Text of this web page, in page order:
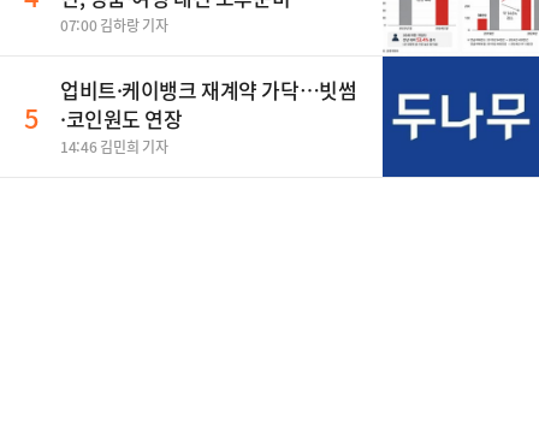
07:00 김하랑 기자
5
업비트·케이뱅크 재계약 가닥…빗썸
·코인원도 연장
14:46 김민희 기자